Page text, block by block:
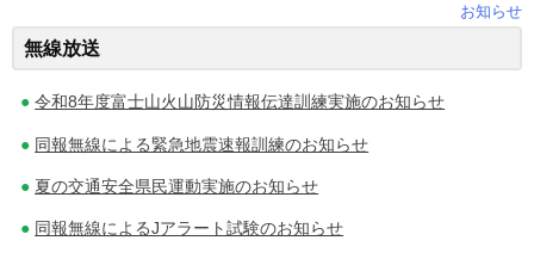
稿
ナ
ビ
ゲ
ー
お知らせ
無線放送
令和8年度富士山火山防災情報伝達訓練実施のお知らせ
同報無線による緊急地震速報訓練のお知らせ
夏の交通安全県民運動実施のお知らせ
同報無線によるJアラート試験のお知らせ